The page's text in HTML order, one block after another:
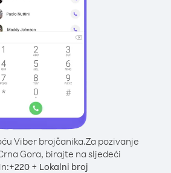
Viber brojčanika.Za pozivanje
Gora, birajte na sljedeći
+220 + Lokalni broj